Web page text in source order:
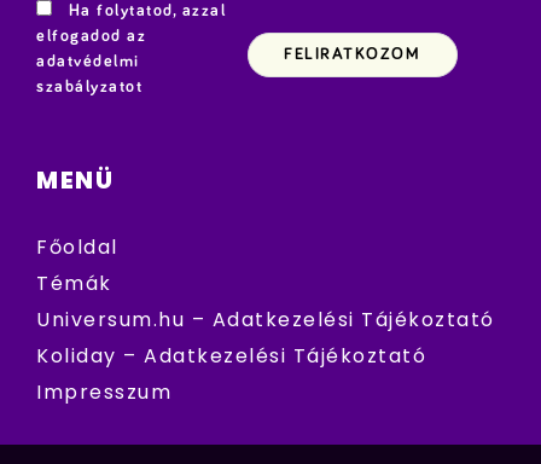
Ha folytatod, azzal
elfogadod az
adatvédelmi
szabályzatot
MENÜ
Főoldal
Témák
Universum.hu – Adatkezelési Tájékoztató
Koliday – Adatkezelési Tájékoztató
Impresszum